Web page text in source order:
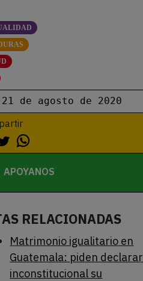
21 de agosto de 2020
APOYANOS
RELACIONADAS
Matrimonio igualitario en
Guatemala: piden declarar
inconstitucional su